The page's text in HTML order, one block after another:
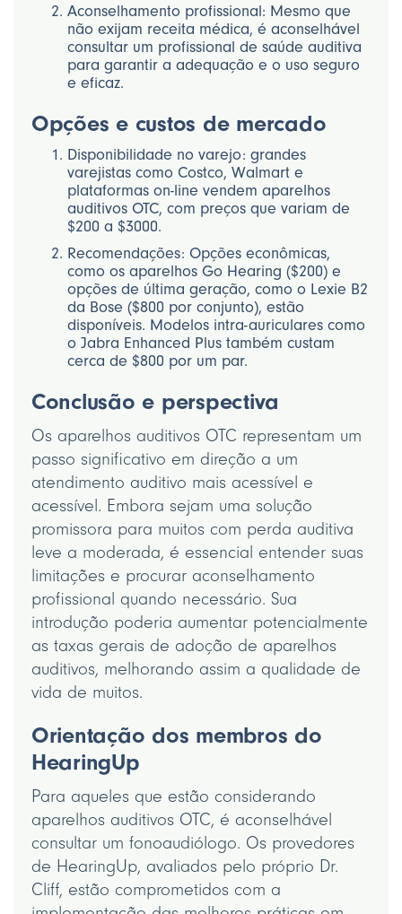
Aconselhamento profissional: Mesmo que
não exijam receita médica, é aconselhável
consultar um profissional de saúde auditiva
para garantir a adequação e o uso seguro
e eficaz.
Opções e custos de mercado
Disponibilidade no varejo: grandes
varejistas como Costco, Walmart e
plataformas on-line vendem aparelhos
auditivos OTC, com preços que variam de
$200 a $3000.
Recomendações: Opções econômicas,
como os aparelhos Go Hearing ($200) e
opções de última geração, como o Lexie B2
da Bose ($800 por conjunto), estão
disponíveis. Modelos intra-auriculares como
o Jabra Enhanced Plus também custam
cerca de $800 por um par.
Conclusão e perspectiva
Os aparelhos auditivos OTC representam um
passo significativo em direção a um
atendimento auditivo mais acessível e
acessível. Embora sejam uma solução
promissora para muitos com perda auditiva
leve a moderada, é essencial entender suas
limitações e procurar aconselhamento
profissional quando necessário. Sua
introdução poderia aumentar potencialmente
as taxas gerais de adoção de aparelhos
auditivos, melhorando assim a qualidade de
vida de muitos.
Orientação dos membros do
HearingUp
Para aqueles que estão considerando
aparelhos auditivos OTC, é aconselhável
consultar um fonoaudiólogo. Os provedores
de HearingUp, avaliados pelo próprio Dr.
Cliff, estão comprometidos com a